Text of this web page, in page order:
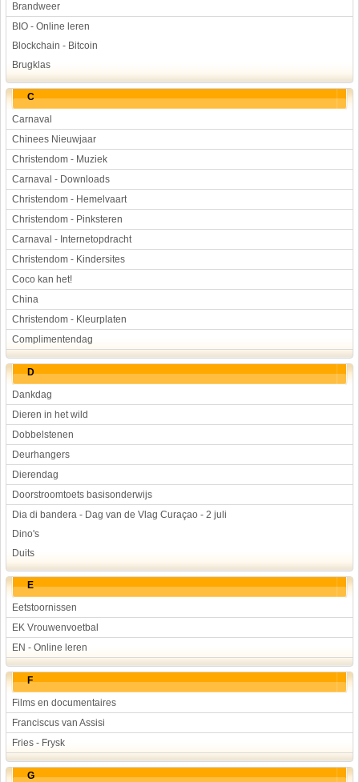
Brandweer
BIO - Online leren
Blockchain - Bitcoin
Brugklas
C
Carnaval
Chinees Nieuwjaar
Christendom - Muziek
Carnaval - Downloads
Christendom - Hemelvaart
Christendom - Pinksteren
Carnaval - Internetopdracht
Christendom - Kindersites
Coco kan het!
China
Christendom - Kleurplaten
Complimentendag
D
Dankdag
Dieren in het wild
Dobbelstenen
Deurhangers
Dierendag
Doorstroomtoets basisonderwijs
Dia di bandera - Dag van de Vlag Curaçao - 2 juli
Dino's
Duits
E
Eetstoornissen
EK Vrouwenvoetbal
EN - Online leren
F
Films en documentaires
Franciscus van Assisi
Fries - Frysk
G